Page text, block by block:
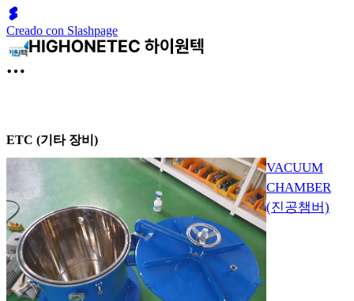
Creado con Slashpage
ETC (기타 장비)
VACUUM
CHAMBER
(진공챔버)